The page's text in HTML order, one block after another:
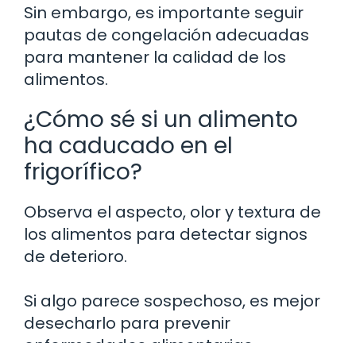
Sin embargo, es importante seguir
pautas de congelación adecuadas
para mantener la calidad de los
alimentos.
¿Cómo sé si un alimento
ha caducado en el
frigorífico?
Observa el aspecto, olor y textura de
los alimentos para detectar signos
de deterioro.
Si algo parece sospechoso, es mejor
desecharlo para prevenir